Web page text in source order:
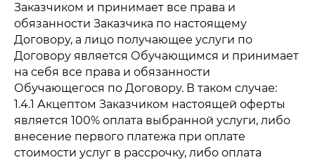
Заказчиком и принимает все права и
обязанности Заказчика по настоящему
Договору, а лицо получающее услуги по
Договору является Обучающимся и принимает
на себя все права и обязанности
Обучающегося по Договору. В таком случае:
1.4.1 Акцептом Заказчиком настоящей оферты
является 100% оплата выбранной услуги, либо
внесение первого платежа при оплате
стоимости услуг в рассрочку, либо оплата